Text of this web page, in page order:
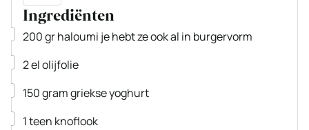
Ingrediënten
▢
200grhaloumi je hebt ze ook al in burgervorm
▢
2elolijfolie
▢
150gramgriekse yoghurt
▢
1teen knoflook